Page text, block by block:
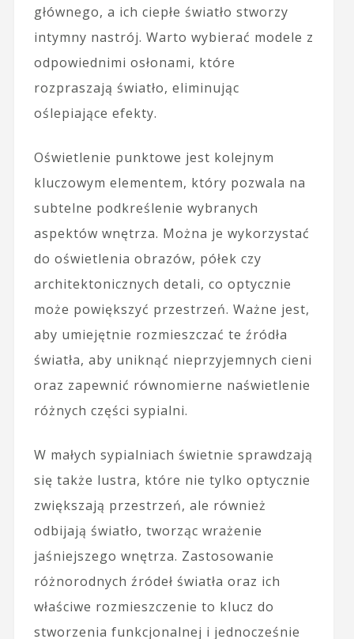
głównego, a ich ciepłe światło stworzy
intymny nastrój. Warto wybierać modele z
odpowiednimi osłonami, które
rozpraszają światło, eliminując
oślepiające efekty.
Oświetlenie punktowe jest kolejnym
kluczowym elementem, który pozwala na
subtelne podkreślenie wybranych
aspektów wnętrza. Można je wykorzystać
do oświetlenia obrazów, półek czy
architektonicznych detali, co optycznie
może powiększyć przestrzeń. Ważne jest,
aby umiejętnie rozmieszczać te źródła
światła, aby uniknąć nieprzyjemnych cieni
oraz zapewnić równomierne naświetlenie
różnych części sypialni.
W małych sypialniach świetnie sprawdzają
się także lustra, które nie tylko optycznie
zwiększają przestrzeń, ale również
odbijają światło, tworząc wrażenie
jaśniejszego wnętrza. Zastosowanie
różnorodnych źródeł światła oraz ich
właściwe rozmieszczenie to klucz do
stworzenia funkcjonalnej i jednocześnie